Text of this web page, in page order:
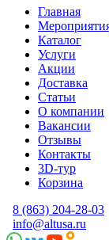
Главная
Каталог
Услуги
Акции
Доставка
Статьи
О компании
Вакансии
Отзывы
Контакты
3D-тур
Корзина
8 (863) 204-28-03
info@altusa.ru